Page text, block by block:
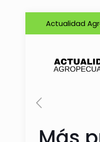
Actualidad